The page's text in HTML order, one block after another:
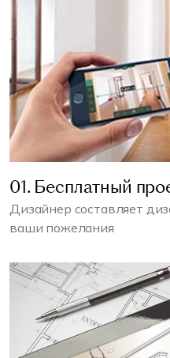
01. Бесплатный
Дизайнер составляет
ваши пожелания